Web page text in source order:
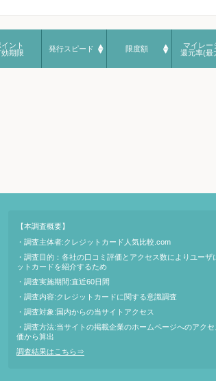
イント
効期限
発行スピード 限度額
マイレー
還元率(最
【本調査概要】
・調査主体者:クレジットカード人気比較.com
・調査目的：各社の口コミ評価とアクセス数によりユーザ
ットカードを紹介するため
・調査実施期間:直近60日間
・調査内容:クレジットカードに関する意識調査
・調査対象:国内からの当サイトアクセス
・調査方法:当サイトの掲載企業のホームページへのアク
価から算出
調査結果はこちら⇒